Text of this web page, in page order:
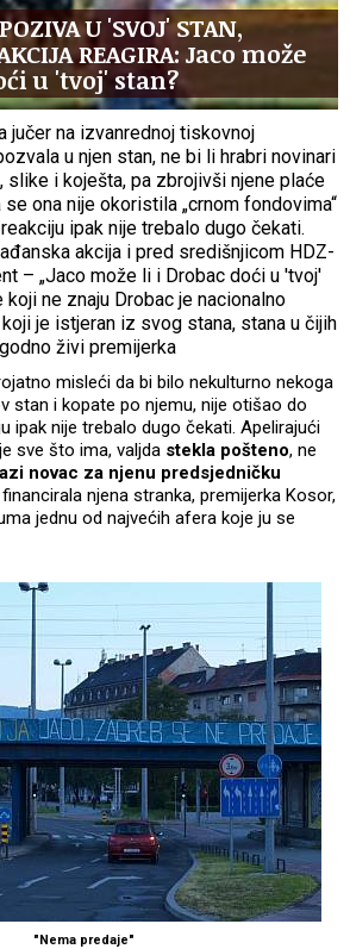
U 'SVOJ' STAN,
REAGIRA: Jaco može
u 'tvoj' stan?
jučer na izvanrednoj tiskovnoj
u njen stan, ne bi li hrabri novinari
slike i koješta, pa zbrojivši njene plaće
ona nije okoristila „crnom fondovima“
ipak nije trebalo dugo čekati.
akcija i pred središnjicom HDZ-
– „Jaco može li i Drobac doći u 'tvoj'
koji ne znaju Drobac je nacionalno
je istjeran iz svog stana, stana u čijih
živi premijerka
misleći da bi bilo nekulturno nekoga
stan i kopate po njemu, nije otišao do
ipak nije trebalo dugo čekati. Apelirajući
sve što ima, valjda stekla pošteno, ne
novac za njenu predsjedničku
njena stranka, premijerka Kosor,
jednu od najvećih afera koje ju se
"Nema predaje"